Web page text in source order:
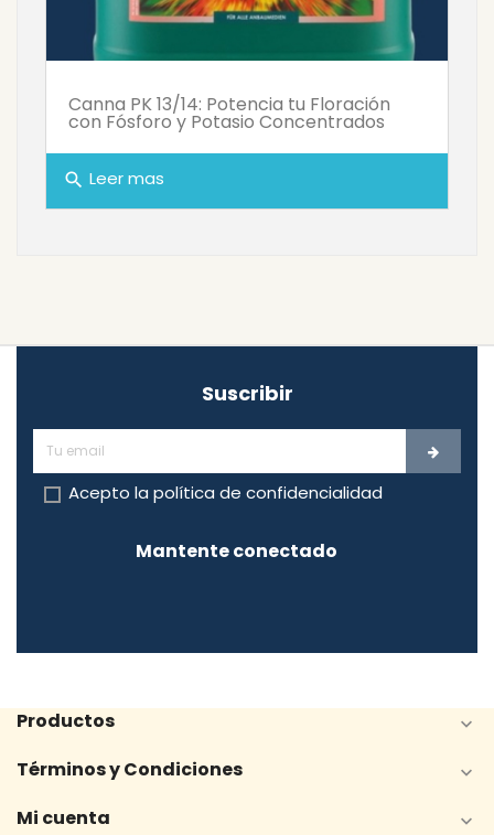
Canna PK 13/14: Potencia tu Floración
con Fósforo y Potasio Concentrados
search Leer mas
Suscribir
Acepto la política de confidencialidad
Mantente conectado
Productos 
Términos y Condiciones 
Mi cuenta 